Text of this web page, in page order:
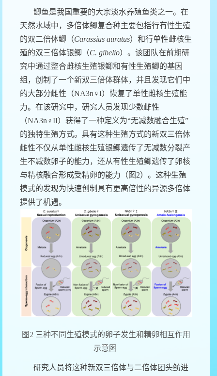
鲫鱼是我国重要的大宗淡水养殖鱼类之一。在
天然水域中，多倍体鲫复合种主要包括行有性生殖
的双二倍体鲫（Carassius auratus）和行单性雌核生
殖的双三倍体银鲫（C. gibelio）。该团队在前期研
究中通过整合雌核生殖银鲫和有性生殖鲫的基因
组，创制了一个新双三倍体群体，并且发现它们中
的大部分雌性（NA3n♀I）恢复了单性雌核生殖能
力。在该研究中，研究人员发现少数雌性
（NA3n♀II）获得了一种定义为“无减数融合生殖”
的独特生殖方式。具有这种生殖方式的新双三倍体
雌性不仅从单性雌核生殖银鲫遗传了无减数分裂产
生不减数卵子的能力，还从有性生殖鲫遗传了卵核
与精核融合形成受精卵的能力（图 2）。这种生殖
模式的发现为快速创制具有更高倍性的异源多倍体
提供了机遇。
图2 三种不同生殖模式的卵子发生和精卵相互作用
示意图
研究人员将这种新双三倍体与二倍体团头鲂进